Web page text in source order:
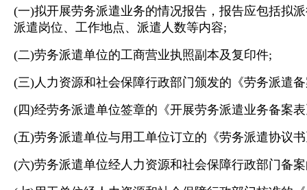
(一)拟开展劳务派遣业务的情况报告，报告应包括拟
派遣岗位、工作地点、派遣人数等内容;
(二)劳务派遣单位的工商营业执照副本及复印件;
(三)人力资源和社会保障行政部门颁发的《劳务派遣
(四)经劳务派遣单位签章的《开展劳务派遣业务备案
(五)劳务派遣单位与用工单位订立的《劳务派遣协议
(六)劳务派遣单位经人力资源和社会保障行政部门备